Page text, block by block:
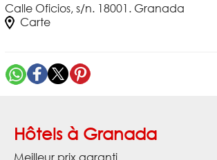
Calle Oficios, s/n. 18001. Granada
Carte
Hôtels à Granada